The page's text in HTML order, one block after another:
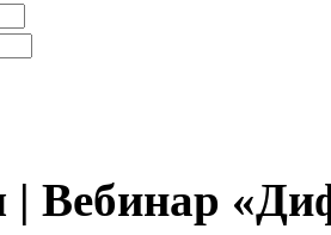
| Вебинар